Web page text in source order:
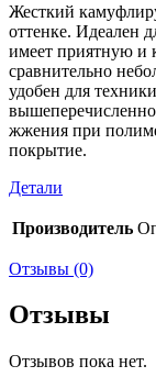
Жесткий
оттенке. Идеален
имеет приятную и
сравнительно
удобен для
жжения при
покрытие.
Детали
Производитель
Отзывы (0)
Отзывы
Отзывов пока нет.